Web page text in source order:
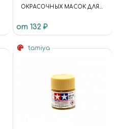
ОКРАСОЧНЫХ МАСОК ДЛЯ
от 132 ₽
tamiya